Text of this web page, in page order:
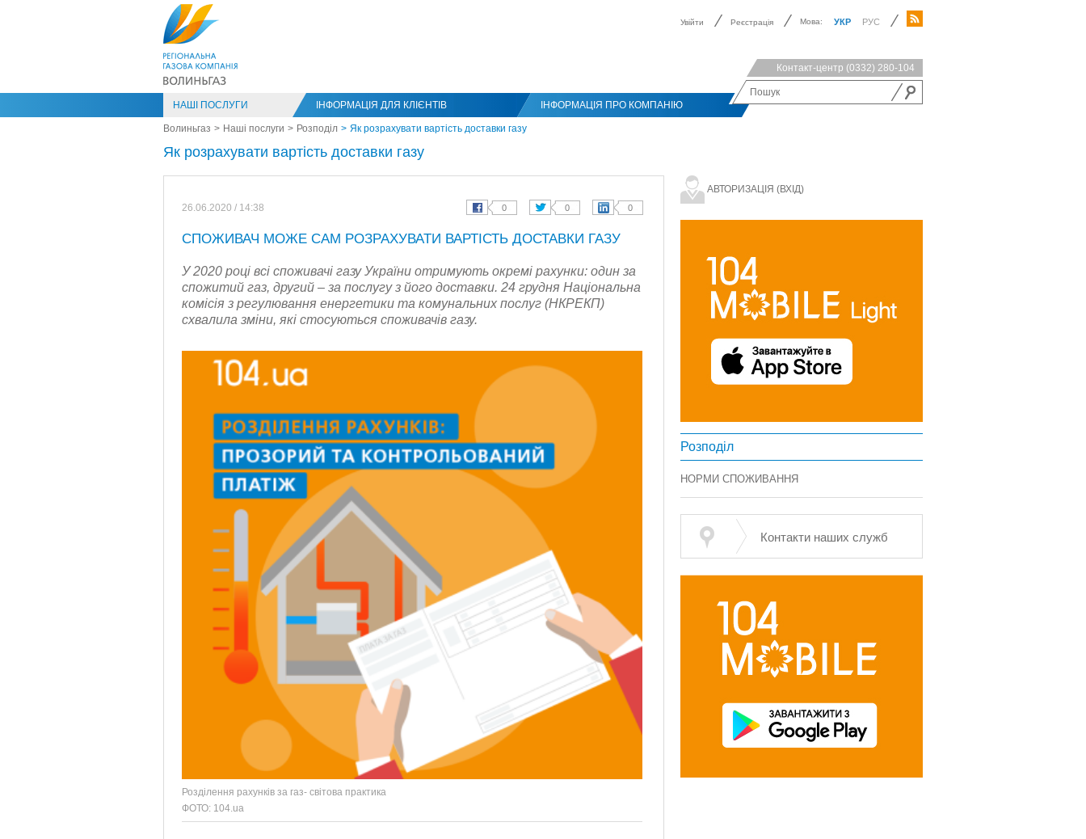
Увійти Реєстрація Мова: УКР РУС
Контакт-центр (0332) 280-104
НАШІ ПОСЛУГИ ІНФОРМАЦІЯ ДЛЯ КЛІЄНТІВ ІНФОРМАЦІЯ ПРО КОМПАНІЮ
Волиньгаз Наші послуги Розподіл Як розрахувати вартість доставки газу
Як розрахувати вартість доставки газу
26.06.2020 / 14:38
СПОЖИВАЧ МОЖЕ САМ РОЗРАХУВАТИ ВАРТІСТЬ ДОСТАВКИ ГАЗУ
У 2020 році всі споживачі газу України отримують окремі рахунки: один за
спожитий газ, другий – за послугу з його доставки. 24 грудня Національна
комісія з регулювання енергетики та комунальних послуг (НКРЕКП)
схвалила зміни, які стосуються споживачів газу.
Розділення рахунків за газ- світова практика
ФОТО: 104.ua
АВТОРИЗАЦІЯ (ВХІД)
Розподіл
НОРМИ СПОЖИВАННЯ
Контакти наших служб